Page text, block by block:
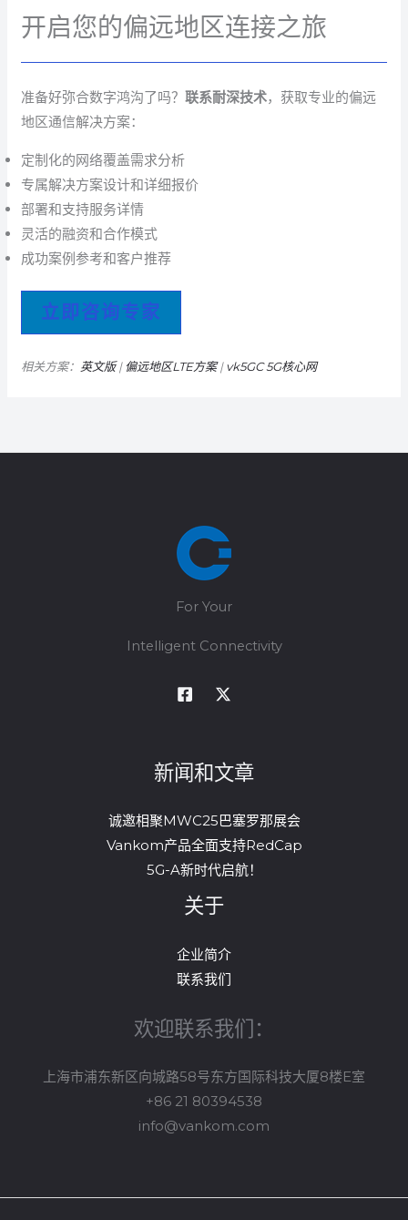
开启您的偏远地区连接之旅
准备好弥合数字鸿沟了吗？联系耐深技术，获取专业的偏远
地区通信解决方案：
定制化的网络覆盖需求分析
专属解决方案设计和详细报价
部署和支持服务详情
灵活的融资和合作模式
成功案例参考和客户推荐
立即咨询专家
相关方案： 英文版| 偏远地区LTE方案|vk5GC 5G核心网
For Your
Intelligent Connectivity
新闻和文章
诚邀相聚MWC25巴塞罗那展会
Vankom产品全面支持RedCap
5G-A新时代启航！
关于
企业简介
联系我们
欢迎联系我们：
上海市浦东新区向城路58号东方国际科技大厦8楼E室
+86 21 80394538
info@vankom.com